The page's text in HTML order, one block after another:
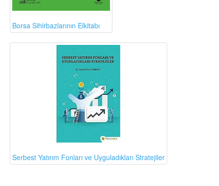
Borsa Sihirbazlarının Elkitabı
Serbest Yatırım Fonları ve Uyguladıkları Stratejiler